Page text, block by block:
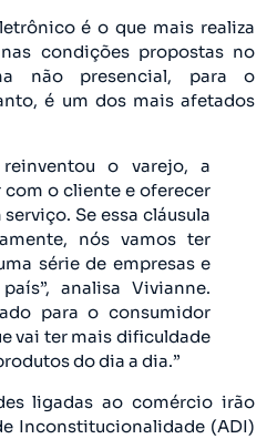
é o que mais realiza
condições propostas no
não presencial, para o
é um dos mais afetados
o varejo, a
o cliente e oferecer
Se essa cláusula
nós vamos ter
série de empresas e
analisa Vivianne.
para o consumidor
vai ter mais dificuldade
do dia a dia.”
ligadas ao comércio irão
Inconstitucionalidade (ADI)